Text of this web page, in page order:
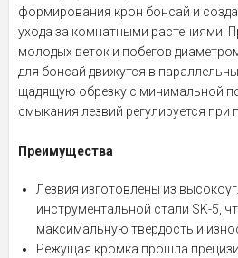
формирования крон бонсай и
ухода за комнатными растениями.
молодых веток и побегов
для бонсай движутся в
щадящую обрезку с минимальной
смыкания лезвий регулируется при
Преимущества
Лезвия изготовлены из
инструментальной стали SK-5,
максимальную твердость и
Режущая кромка прошла